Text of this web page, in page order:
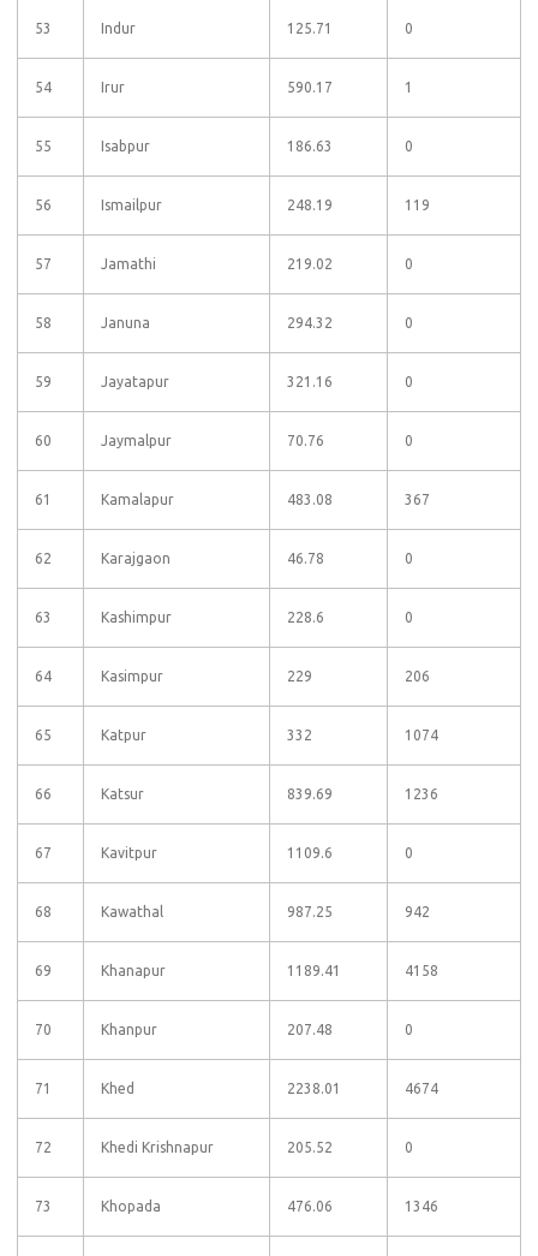
53 Indur 125.71 0
54 Irur 590.17 1
55 Isabpur 186.63 0
56 Ismailpur 248.19 119
57 Jamathi 219.02 0
58 Januna 294.32 0
59 Jayatapur 321.16 0
60 Jaymalpur 70.76 0
61 Kamalapur 483.08 367
62 Karajgaon 46.78 0
63 Kashimpur 228.6 0
64 Kasimpur 229 206
65 Katpur 332 1074
66 Katsur 839.69 1236
67 Kavitpur 1109.6 0
68 Kawathal 987.25 942
69 Khanapur 1189.41 4158
70 Khanpur 207.48 0
71 Khed 2238.01 4674
72 Khedi Krishnapur 205.52 0
73 Khopada 476.06 1346